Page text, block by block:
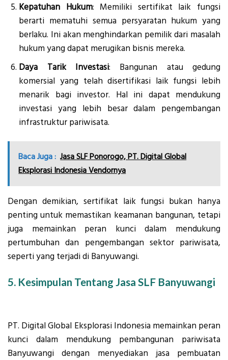
Kepatuhan Hukum: Memiliki sertifikat laik fungsi
berarti mematuhi semua persyaratan hukum yang
berlaku. Ini akan menghindarkan pemilik dari masalah
hukum yang dapat merugikan bisnis mereka.
Daya Tarik Investasi: Bangunan atau gedung
komersial yang telah disertifikasi laik fungsi lebih
menarik bagi investor. Hal ini dapat mendukung
investasi yang lebih besar dalam pengembangan
infrastruktur pariwisata.
Baca Juga : Jasa SLF Ponorogo, PT. Digital Global
Eksplorasi Indonesia Vendornya
Dengan demikian, sertifikat laik fungsi bukan hanya
penting untuk memastikan keamanan bangunan, tetapi
juga memainkan peran kunci dalam mendukung
pertumbuhan dan pengembangan sektor pariwisata,
seperti yang terjadi di Banyuwangi.
5. Kesimpulan Tentang Jasa SLF Banyuwangi
PT. Digital Global Eksplorasi Indonesia memainkan peran
kunci dalam mendukung pembangunan pariwisata
Banyuwangi dengan menyediakan jasa pembuatan